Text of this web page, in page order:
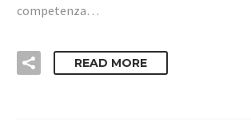
competenza…
READ MORE